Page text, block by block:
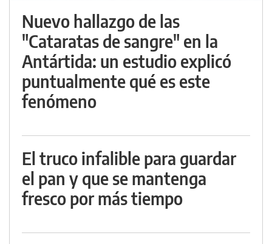
Nuevo hallazgo de las
"Cataratas de sangre" en la
Antártida: un estudio explicó
puntualmente qué es este
fenómeno
El truco infalible para guardar
el pan y que se mantenga
fresco por más tiempo